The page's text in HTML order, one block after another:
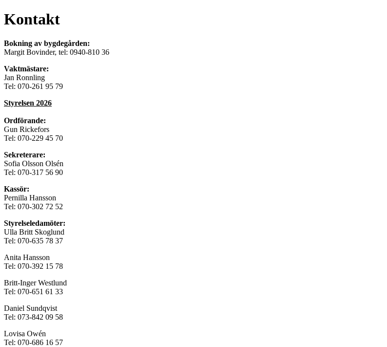
Kontakt
Bokning av bygdegården:
Margit Bovinder, tel: 0940-810 36
Vaktmästare:
Jan Ronnling
Tel: 070-261 95 79
Styrelsen 2026
Ordförande:
Gun Rickefors
Tel: 070-229 45 70
Sekreterare:
Sofia Olsson Olsén
Tel: 070-317 56 90
Kassör:
Pernilla Hansson
Tel: 070-302 72 52
Styrelseledamöter:
Ulla Britt Skoglund
Tel: 070-635 78 37
Anita Hansson
Tel: 070-392 15 78
Britt-Inger Westlund
Tel: 070-651 61 33
Daniel Sundqvist
Tel: 073-842 09 58
Lovisa Owén
Tel: 070-686 16 57